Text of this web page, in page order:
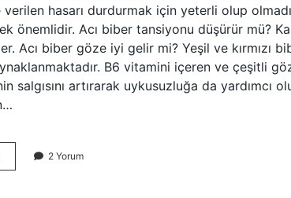
verilen hasarı durdurmak için yeterli olup
önemlidir. Acı biber tansiyonu düşürür mü?
Acı biber göze iyi gelir mi? Yeşil ve kırmızı
B6 vitamini içeren ve çeşitli
salgısını artırarak uykusuzluğa da yardımcı
2 Yorum